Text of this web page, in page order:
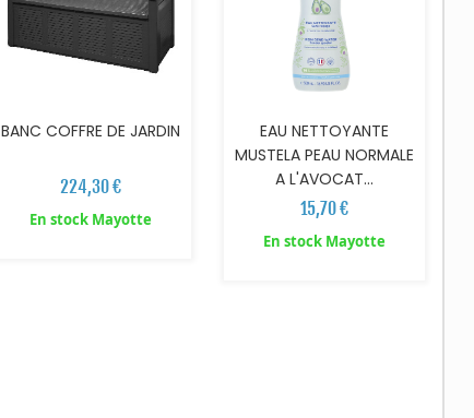
BANC COFFRE DE JARDIN
224,30 €
En stock Mayotte
EAU NETTOYANTE
MUSTELA PEAU NORMALE
A L'AVOCAT...
15,70 €
En stock Mayotte